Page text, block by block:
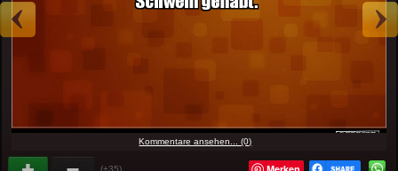
Kommentare ansehen... (0)
(+35)